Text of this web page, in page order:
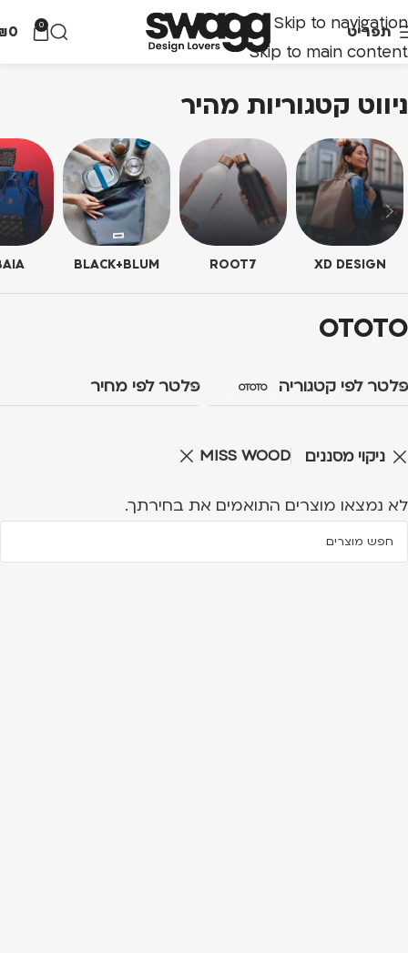
Skip to navigation
Skip to main content
תפריט 0
0
ניווט קטגוריות מהיר
XD DESIGN
ROOT7
BLACK+BLUM
OTOTO
פלטר לפי קטגוריה OTOTO פלטר לפי מחיר
ניקוי מסננים MISS WOOD
לא נמצאו מוצרים התואמים את בחירתך.